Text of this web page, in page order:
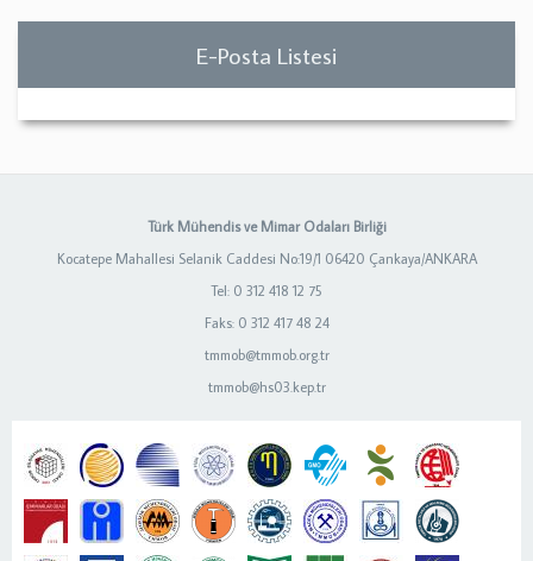
E-Posta Listesi
Türk Mühendis ve Mimar Odaları Birliği
Kocatepe Mahallesi Selanik Caddesi No:19/1 06420 Çankaya/ANKARA
Tel: 0 312 418 12 75
Faks: 0 312 417 48 24
tmmob@tmmob.org.tr
tmmob@hs03.kep.tr